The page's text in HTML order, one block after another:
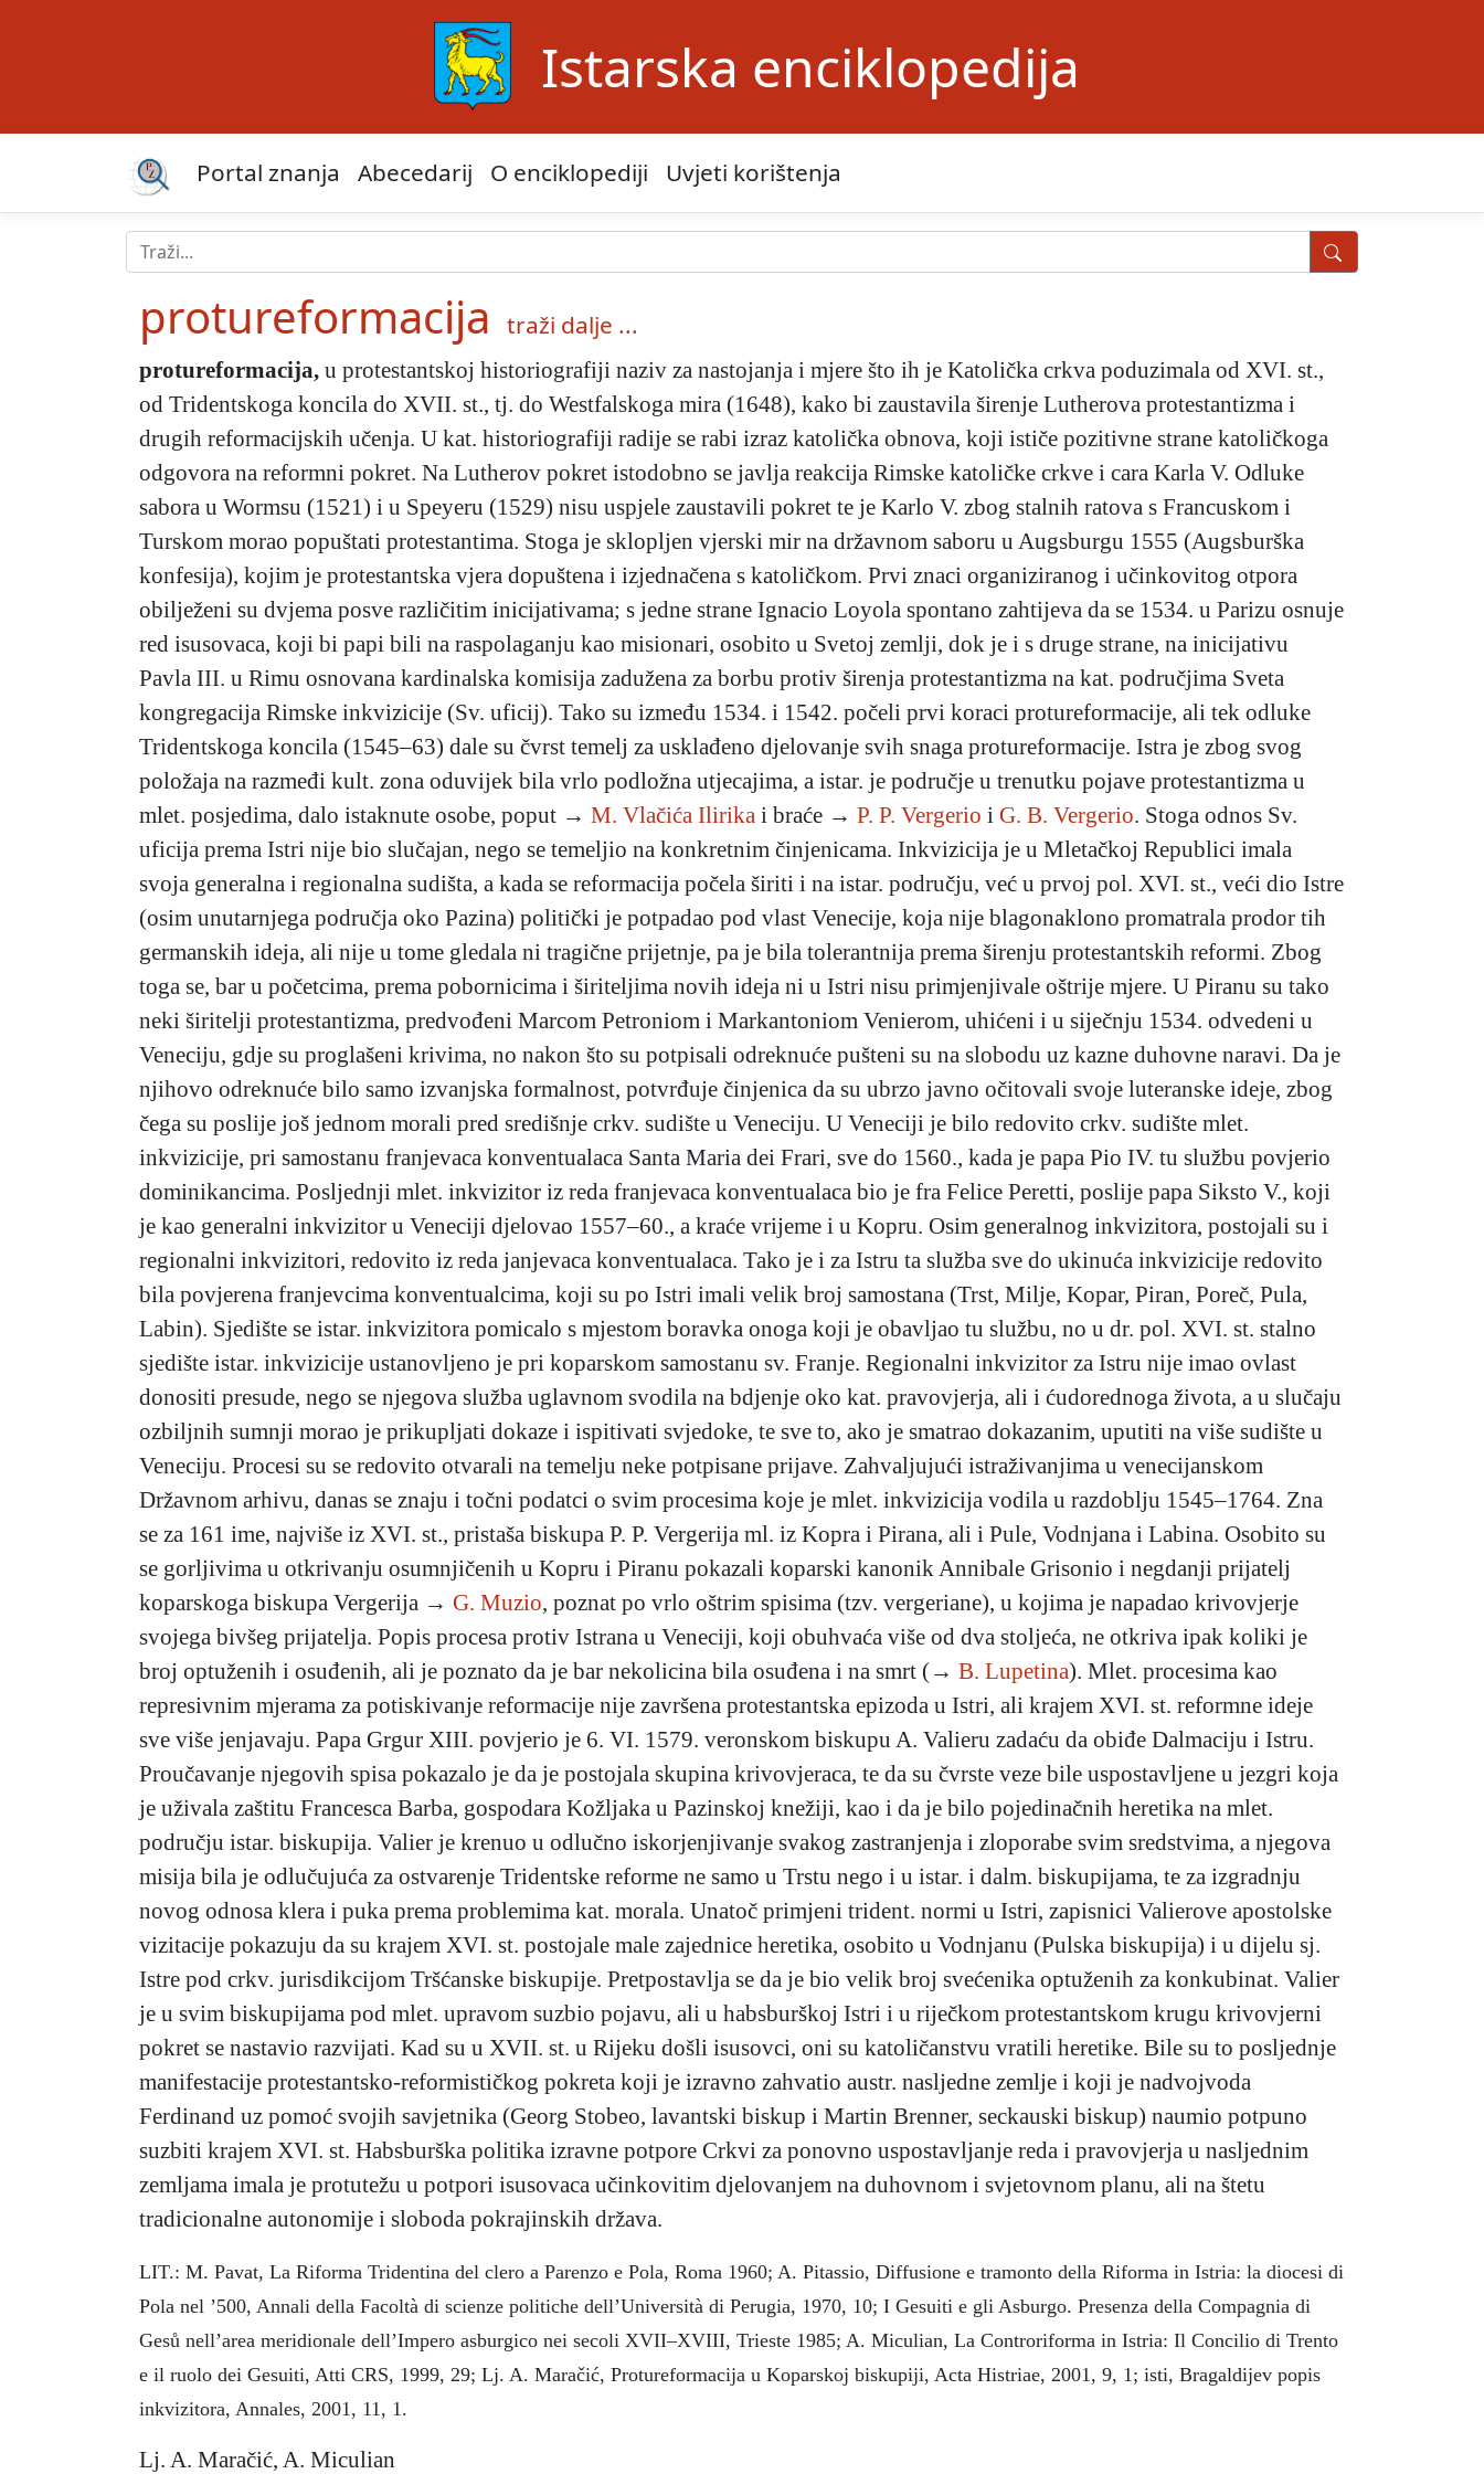
Istarska enciklopedija
Portal znanja Abecedarij O enciklopediji Uvjeti korištenja
protureformacija traži dalje ...
protureformacija, u protestantskoj historiografiji naziv za nastojanja i mjere što ih je Katolička crkva poduzimala od XVI. st.,
od Tridentskoga koncila do XVII. st., tj. do Westfalskoga mira (1648), kako bi zaustavila širenje Lutherova protestantizma i
drugih reformacijskih učenja. U kat. historiografiji radije se rabi izraz katolička obnova, koji ističe pozitivne strane katoličkoga
odgovora na reformni pokret. Na Lutherov pokret istodobno se javlja reakcija Rimske katoličke crkve i cara Karla V. Odluke
sabora u Wormsu (1521) i u Speyeru (1529) nisu uspjele zaustavili pokret te je Karlo V. zbog stalnih ratova s Francuskom i
Turskom morao popuštati protestantima. Stoga je sklopljen vjerski mir na državnom saboru u Augsburgu 1555 (Augsburška
konfesija), kojim je protestantska vjera dopuštena i izjednačena s katoličkom. Prvi znaci organiziranog i učinkovitog otpora
obilježeni su dvjema posve različitim inicijativama; s jedne strane Ignacio Loyola spontano zahtijeva da se 1534. u Parizu osnuje
red isusovaca, koji bi papi bili na raspolaganju kao misionari, osobito u Svetoj zemlji, dok je i s druge strane, na inicijativu
Pavla III. u Rimu osnovana kardinalska komisija zadužena za borbu protiv širenja protestantizma na kat. područjima Sveta
kongregacija Rimske inkvizicije (Sv. uficij). Tako su između 1534. i 1542. počeli prvi koraci protureformacije, ali tek odluke
Tridentskoga koncila (1545–63) dale su čvrst temelj za usklađeno djelovanje svih snaga protureformacije. Istra je zbog svog
položaja na razmeđi kult. zona oduvijek bila vrlo podložna utjecajima, a istar. je područje u trenutku pojave protestantizma u
mlet. posjedima, dalo istaknute osobe, poput → M. Vlačića Ilirika i braće → P. P. Vergerio i G. B. Vergerio. Stoga odnos Sv.
uficija prema Istri nije bio slučajan, nego se temeljio na konkretnim činjenicama. Inkvizicija je u Mletačkoj Republici imala
svoja generalna i regionalna sudišta, a kada se reformacija počela širiti i na istar. području, već u prvoj pol. XVI. st., veći dio Istre
(osim unutarnjega područja oko Pazina) politički je potpadao pod vlast Venecije, koja nije blagonaklono promatrala prodor tih
germanskih ideja, ali nije u tome gledala ni tragične prijetnje, pa je bila tolerantnija prema širenju protestantskih reformi. Zbog
toga se, bar u početcima, prema pobornicima i širiteljima novih ideja ni u Istri nisu primjenjivale oštrije mjere. U Piranu su tako
neki širitelji protestantizma, predvođeni Marcom Petroniom i Markantoniom Venierom, uhićeni i u siječnju 1534. odvedeni u
Veneciju, gdje su proglašeni krivima, no nakon što su potpisali odreknuće pušteni su na slobodu uz kazne duhovne naravi. Da je
njihovo odreknuće bilo samo izvanjska formalnost, potvrđuje činjenica da su ubrzo javno očitovali svoje luteranske ideje, zbog
čega su poslije još jednom morali pred središnje crkv. sudište u Veneciju. U Veneciji je bilo redovito crkv. sudište mlet.
inkvizicije, pri samostanu franjevaca konventualaca Santa Maria dei Frari, sve do 1560., kada je papa Pio IV. tu službu povjerio
dominikancima. Posljednji mlet. inkvizitor iz reda franjevaca konventualaca bio je fra Felice Peretti, poslije papa Siksto V., koji
je kao generalni inkvizitor u Veneciji djelovao 1557–60., a kraće vrijeme i u Kopru. Osim generalnog inkvizitora, postojali su i
regionalni inkvizitori, redovito iz reda janjevaca konventualaca. Tako je i za Istru ta služba sve do ukinuća inkvizicije redovito
bila povjerena franjevcima konventualcima, koji su po Istri imali velik broj samostana (Trst, Milje, Kopar, Piran, Poreč, Pula,
Labin). Sjedište se istar. inkvizitora pomicalo s mjestom boravka onoga koji je obavljao tu službu, no u dr. pol. XVI. st. stalno
sjedište istar. inkvizicije ustanovljeno je pri koparskom samostanu sv. Franje. Regionalni inkvizitor za Istru nije imao ovlast
donositi presude, nego se njegova služba uglavnom svodila na bdjenje oko kat. pravovjerja, ali i ćudorednoga života, a u slučaju
ozbiljnih sumnji morao je prikupljati dokaze i ispitivati svjedoke, te sve to, ako je smatrao dokazanim, uputiti na više sudište u
Veneciju. Procesi su se redovito otvarali na temelju neke potpisane prijave. Zahvaljujući istraživanjima u venecijanskom
Državnom arhivu, danas se znaju i točni podatci o svim procesima koje je mlet. inkvizicija vodila u razdoblju 1545–1764. Zna
se za 161 ime, najviše iz XVI. st., pristaša biskupa P. P. Vergerija ml. iz Kopra i Pirana, ali i Pule, Vodnjana i Labina. Osobito su
se gorljivima u otkrivanju osumnjičenih u Kopru i Piranu pokazali koparski kanonik Annibale Grisonio i negdanji prijatelj
koparskoga biskupa Vergerija → G. Muzio, poznat po vrlo oštrim spisima (tzv. vergeriane), u kojima je napadao krivovjerje
svojega bivšeg prijatelja. Popis procesa protiv Istrana u Veneciji, koji obuhvaća više od dva stoljeća, ne otkriva ipak koliki je
broj optuženih i osuđenih, ali je poznato da je bar nekolicina bila osuđena i na smrt (→ B. Lupetina). Mlet. procesima kao
represivnim mjerama za potiskivanje reformacije nije završena protestantska epizoda u Istri, ali krajem XVI. st. reformne ideje
sve više jenjavaju. Papa Grgur XIII. povjerio je 6. VI. 1579. veronskom biskupu A. Valieru zadaću da obiđe Dalmaciju i Istru.
Proučavanje njegovih spisa pokazalo je da je postojala skupina krivovjeraca, te da su čvrste veze bile uspostavljene u jezgri koja
je uživala zaštitu Francesca Barba, gospodara Kožljaka u Pazinskoj knežiji, kao i da je bilo pojedinačnih heretika na mlet.
području istar. biskupija. Valier je krenuo u odlučno iskorjenjivanje svakog zastranjenja i zloporabe svim sredstvima, a njegova
misija bila je odlučujuća za ostvarenje Tridentske reforme ne samo u Trstu nego i u istar. i dalm. biskupijama, te za izgradnju
novog odnosa klera i puka prema problemima kat. morala. Unatoč primjeni trident. normi u Istri, zapisnici Valierove apostolske
vizitacije pokazuju da su krajem XVI. st. postojale male zajednice heretika, osobito u Vodnjanu (Pulska biskupija) i u dijelu sj.
Istre pod crkv. jurisdikcijom Tršćanske biskupije. Pretpostavlja se da je bio velik broj svećenika optuženih za konkubinat. Valier
je u svim biskupijama pod mlet. upravom suzbio pojavu, ali u habsburškoj Istri i u riječkom protestantskom krugu krivovjerni
pokret se nastavio razvijati. Kad su u XVII. st. u Rijeku došli isusovci, oni su katoličanstvu vratili heretike. Bile su to posljednje
manifestacije protestantsko-reformističkog pokreta koji je izravno zahvatio austr. nasljedne zemlje i koji je nadvojvoda
Ferdinand uz pomoć svojih savjetnika (Georg Stobeo, lavantski biskup i Martin Brenner, seckauski biskup) naumio potpuno
suzbiti krajem XVI. st. Habsburška politika izravne potpore Crkvi za ponovno uspostavljanje reda i pravovjerja u nasljednim
zemljama imala je protutežu u potpori isusovaca učinkovitim djelovanjem na duhovnom i svjetovnom planu, ali na štetu
tradicionalne autonomije i sloboda pokrajinskih država.
LIT.: M. Pavat, La Riforma Tridentina del clero a Parenzo e Pola, Roma 1960; A. Pitassio, Diffusione e tramonto della Riforma in Istria: la diocesi di
Pola nel ’500, Annali della Facoltà di scienze politiche dell’Università di Perugia, 1970, 10; I Gesuiti e gli Asburgo. Presenza della Compagnia di
Gesů nell’area meridionale dell’Impero asburgico nei secoli XVII–XVIII, Trieste 1985; A. Miculian, La Controriforma in Istria: Il Concilio di Trento
e il ruolo dei Gesuiti, Atti CRS, 1999, 29; Lj. A. Maračić, Protureformacija u Koparskoj biskupiji, Acta Histriae, 2001, 9, 1; isti, Bragaldijev popis
inkvizitora, Annales, 2001, 11, 1.
Lj. A. Maračić, A. Miculian